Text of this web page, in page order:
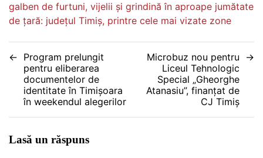
galben de furtuni, vijelii și grindină în aproape jumătate
de țară: județul Timiș, printre cele mai vizate zone
Navigare
articole
Program prelungit
pentru eliberarea
documentelor de
identitate în Timișoara
în weekendul alegerilor
Microbuz nou pentru
Liceul Tehnologic
Special „Gheorghe
Atanasiu”, finanțat de
CJ Timiș
Lasă un răspuns